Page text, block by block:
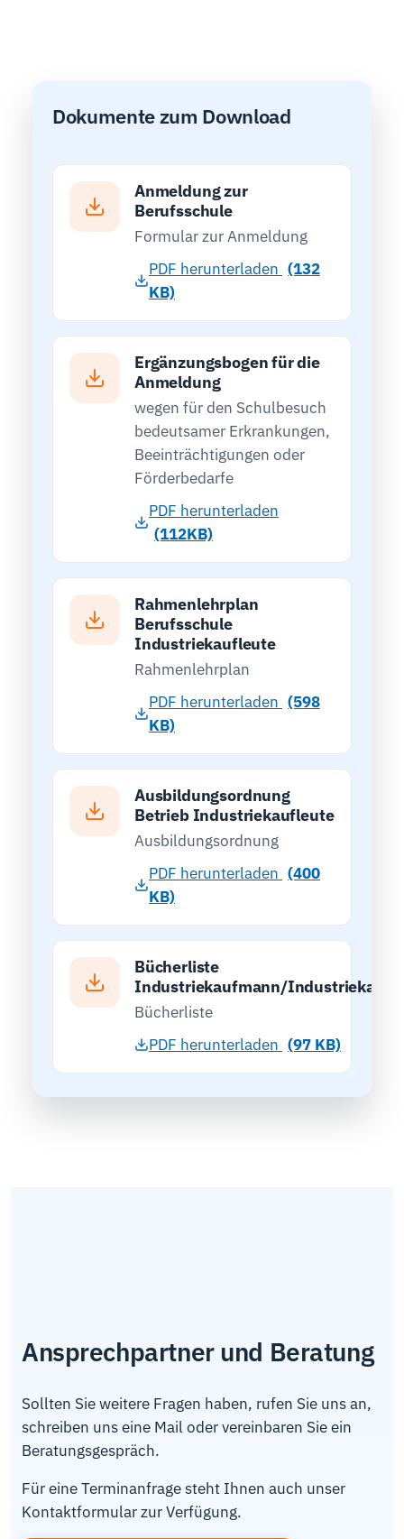
Dokumente zum Download
Anmeldung zur
Berufsschule
Formular zur Anmeldung
PDF herunterladen (132
KB)
Ergänzungsbogen für die
Anmeldung
wegen für den Schulbesuch
bedeutsamer Erkrankungen,
Beeinträchtigungen oder
Förderbedarfe
PDF herunterladen
(112KB)
Rahmenlehrplan
Berufsschule
Industriekaufleute
Rahmenlehrplan
PDF herunterladen (598
KB)
Ausbildungsordnung
Betrieb Industriekaufleute
Ausbildungsordnung
PDF herunterladen (400
KB)
Bücherliste
Industriekaufmann/
Bücherliste
PDF herunterladen (97 KB)
Ansprechpartner und Beratung
Sollten Sie weitere Fragen haben, rufen Sie uns an,
schreiben uns eine Mail oder vereinbaren Sie ein
Beratungsgespräch.
Für eine Terminanfrage steht Ihnen auch unser
Kontaktformular zur Verfügung.